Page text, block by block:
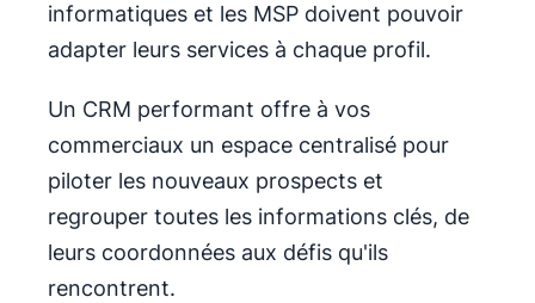
informatiques et les MSP doivent pouvoir
adapter leurs services à chaque profil.
Un CRM performant offre à vos
commerciaux un espace centralisé pour
piloter les nouveaux prospects et
regrouper toutes les informations clés, de
leurs coordonnées aux défis qu'ils
rencontrent.